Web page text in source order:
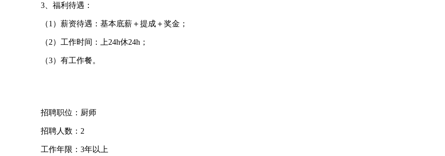
3、福利待遇：
（1）薪资待遇：基本底薪＋提成＋奖金；
（2）工作时间：上24h休24h；
（3）有工作餐。
招聘职位：厨师
招聘人数：2
工作年限：3年以上